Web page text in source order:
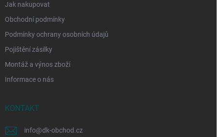
Jak nakupovat
Obchodní podmínky
Podmínky ochrany osobních údajů
Pojištění zásilky
Montáž a výnos zboží
Informace o nás
KONTAKT
info@dk-obchod.cz